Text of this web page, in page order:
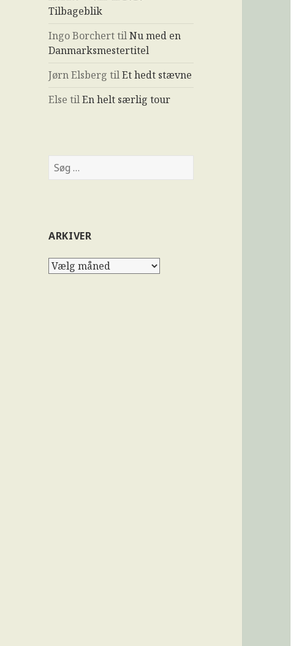
Tilbageblik
Ingo BorcherttilNu med en
Danmarksmestertitel
Jørn Elsberg tilEt hedt stævne
Else tilEn helt særlig tour
ARKIVER